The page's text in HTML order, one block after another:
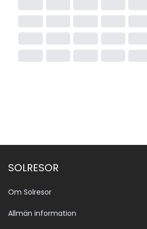
Övrig information
Baleariska öarna. Skatten betalas
samband med incheckning och
resans pris. Skatten beräknas utifrån
och officiell hotellkategori och gäller
SOLRESOR
Om Solresor
Allmän information